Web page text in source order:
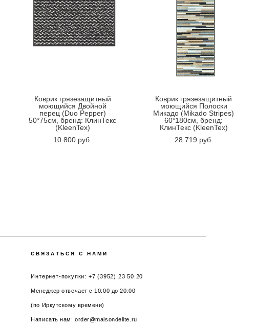
Коврик грязезащитный
моющийся Двойной
перец (Duo Pepper)
50*75см, бренд: КлинТекс
(KleenTex)
10 800 pуб.
Коврик грязезащитный
моющийся Полоски
Микадо (Mikado Stripes)
60*180см, бренд:
КлинТекс (KleenTex)
28 719 pуб.
СВЯЗАТЬСЯ С НАМИ
Интернет-покупки: +7 (3952) 23 50 20
Менеджер отвечает с 10:00 до 20:00
(по Иркутскому времени)
Написать нам: order@maisondelite.ru